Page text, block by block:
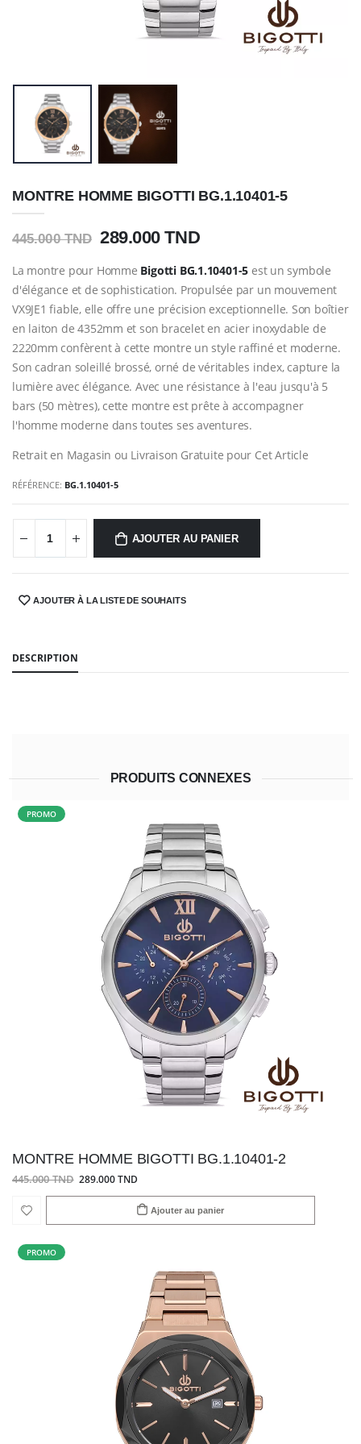
MONTRE HOMME BIGOTTI BG.1.10401-5
445.000 TND 289.000 TND
La montre pour Homme BigottiBG.1.10401-5 est un symbole
d'élégance et de sophistication. Propulsée par un mouvement
VX9JE1 fiable, elle offre une précision exceptionnelle. Son boîtier
en laiton de 4352mm et son bracelet en acier inoxydable de
2220mm confèrent à cette montre un style raffiné et moderne.
Son cadran soleillé brossé, orné de véritables index, capture la
lumière avec élégance. Avec une résistance à l'eau jusqu'à 5
bars (50 mètres), cette montre est prête à accompagner
l'homme moderne dans toutes ses aventures.
Retrait en Magasin ou Livraison Gratuite pour Cet Article
RÉFÉRENCE: BG.1.10401-5
AJOUTER AU PANIER
SHARE:AJOUTER À LA LISTE DE SOUHAITS
DESCRIPTION
PRODUITS CONNEXES
PROMO
MONTRE HOMME BIGOTTI BG.1.10401-2
445.000 TND 289.000 TND
Ajouter au panier
PROMO